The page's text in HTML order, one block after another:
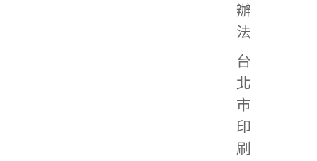
辦
法
台
北
市
印
刷